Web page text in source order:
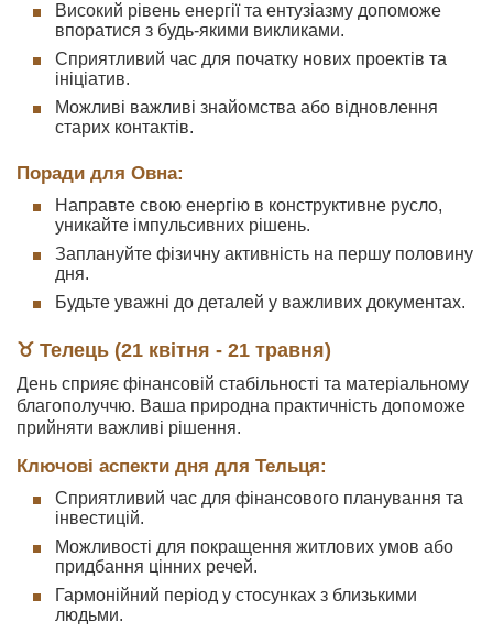
Високий рівень енергії та ентузіазму допоможе
впоратися з будь-якими викликами.
Сприятливий час для початку нових проектів та
ініціатив.
Можливі важливі знайомства або відновлення
старих контактів.
Поради для Овна:
Направте свою енергію в конструктивне русло,
уникайте імпульсивних рішень.
Заплануйте фізичну активність на першу половину
дня.
Будьте уважні до деталей у важливих документах.
♉ Телець (21 квітня - 21 травня)
День сприяє фінансовій стабільності та матеріальному
благополуччю. Ваша природна практичність допоможе
прийняти важливі рішення.
Ключові аспекти дня для Тельця:
Сприятливий час для фінансового планування та
інвестицій.
Можливості для покращення житлових умов або
придбання цінних речей.
Гармонійний період у стосунках з близькими
людьми.